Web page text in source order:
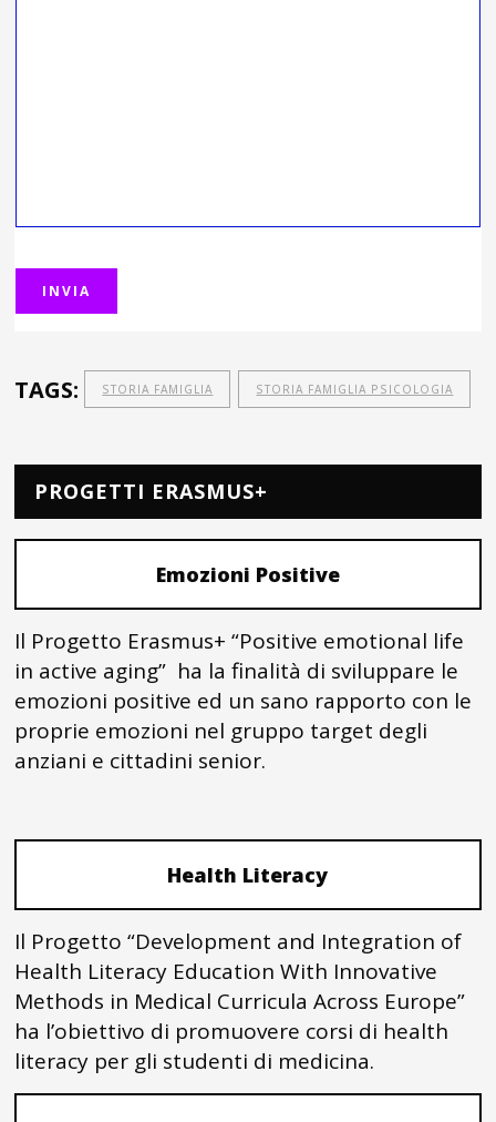
TAGS: STORIA FAMIGLIA STORIA FAMIGLIA PSICOLOGIA
PROGETTI ERASMUS+
Emozioni Positive
Il Progetto Erasmus+ “Positive emotional life
in active aging” ha la finalità di sviluppare le
emozioni positive ed un sano rapporto con le
proprie emozioni nel gruppo target degli
anziani e cittadini senior.
Health Literacy
Il Progetto “Development and Integration of
Health Literacy Education With Innovative
Methods in Medical Curricula Across Europe”
ha l’obiettivo di promuovere corsi di health
literacy per gli studenti di medicina.